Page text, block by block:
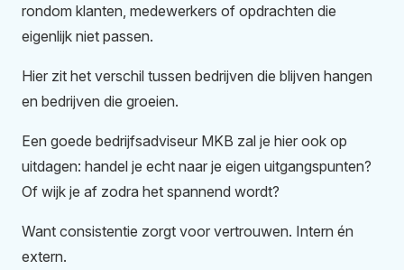
rondom klanten, medewerkers of opdrachten die
eigenlijk niet passen.
Hier zit het verschil tussen bedrijven die blijven hangen
en bedrijven die groeien.
Een goede bedrijfsadviseur MKB zal je hier ook op
uitdagen: handel je echt naar je eigen uitgangspunten?
Of wijk je af zodra het spannend wordt?
Want consistentie zorgt voor vertrouwen. Intern én
extern.